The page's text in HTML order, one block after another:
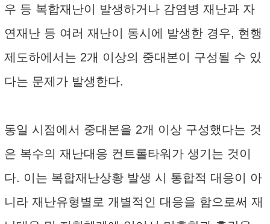
우 등 복합재난이 발생하거나 감염병 재난과 자
연재난 등 여러 재난이 동시에 발생한 경우, 현행
제도하에서는 2개 이상의 중대본이 구성될 수 있
다는 문제가 발생한다.
동일 시점에서 중대본을 2개 이상 구성했다는 것
은 복수의 재난대응 컨트롤타워가 생기는 것이
다. 이는 복합재난상황 발생 시 통합적 대응이 아
니라 재난유형별로 개별적인 대응을 함으로써 재